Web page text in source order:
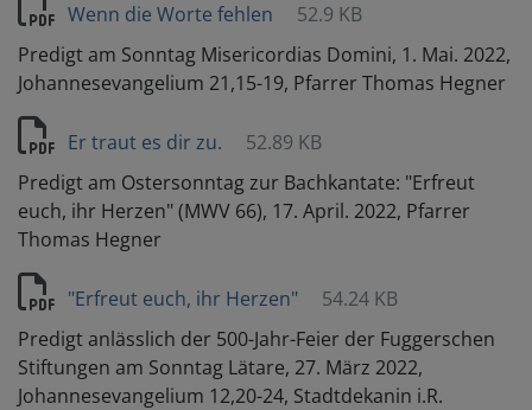
Wenn die Worte fehlen
52.9 KB
Predigt am Sonntag Misericordias Domini, 1. Mai. 2022,
Johannesevangelium 21,15-19, Pfarrer Thomas Hegner
Er traut es dir zu.
52.89 KB
Predigt am Ostersonntag zur Bachkantate: "Erfreut
euch, ihr Herzen" (MWV 66), 17. April. 2022, Pfarrer
Thomas Hegner
"Erfreut euch, ihr Herzen"
54.24 KB
Predigt anlässlich der 500-Jahr-Feier der Fuggerschen
Stiftungen am Sonntag Lätare, 27. März 2022,
Johannesevangelium 12,20-24, Stadtdekanin i.R.